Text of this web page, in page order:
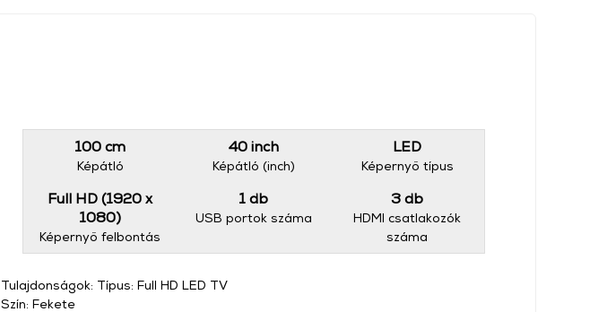
100 cm
Képátló
40 inch
Képátló (inch)
LED
Képernyő típus
Full HD (1920 x
1080)
Képernyő felbontás
1 db
USB portok száma
3 db
HDMI csatlakozók
száma
Tulajdonságok: Típus: Full HD LED TV
Szín: Fekete